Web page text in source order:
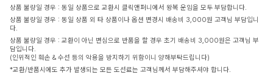
상품 불량일 경우 : 동일 상품으로 교환시 클릭앤퍼니에서 왕복 운임을 모두 부담합니다.
상품 불량일 경우 : 동일 상품 외 타 상품이나 옵션 변경시 배송비 3,000원 고객님 부담입니
다.
상품 불량일 경우 : 교환이 아닌 변심으로 반품을 할 경우 초기 배송비 3,000원은 고객님 부
담입니다.
(인위적인 훼손 & 수선 등의 악용을 방지하기 위함이니 양해부탁드립니다)
*교환/반품시에도 추가 발생되는 모든 도선료는 고객님께서 부담해주셔야 합니다.